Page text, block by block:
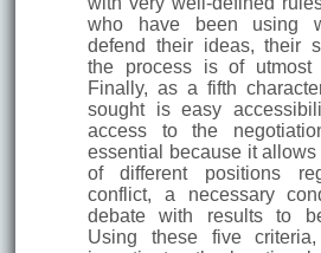
who have been using
defend their ideas, their
the process is of utmost
Finally, as a fifth
sought is easy
access to the
essential because it allows
of different positions
conflict, a necessary
debate with results to
Using these five